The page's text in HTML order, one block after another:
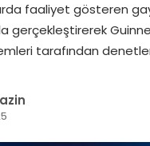
faaliyet gösteren
gerçekleştirerek
tarafından